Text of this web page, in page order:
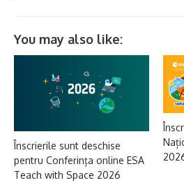
You may also like:
Înscrierile sunt deschise
pentru Conferința online ESA
Teach with Space 2026